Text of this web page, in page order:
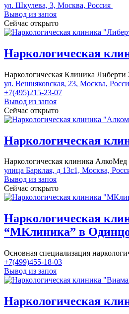
ул. Шкулева, 3, Москва, Россия
Вывод из запоя
Сейчас открыто
Наркологическая
Наркологическая Клиника Либерти
ул. Вешняковская, 23, Москва,
+7(495)215-23-07
Вывод из запоя
Сейчас открыто
Наркологическая
Наркологическая клиника АлкоМед
улица Барклая, д 13с1, Москва,
Вывод из запоя
Сейчас открыто
Наркологическая
“МКлиника” в
Основная специализация
+7(499)455-18-03
Вывод из запоя
Наркологическая